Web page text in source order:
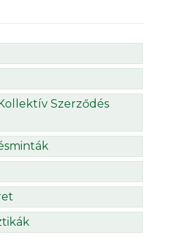
Szerződés